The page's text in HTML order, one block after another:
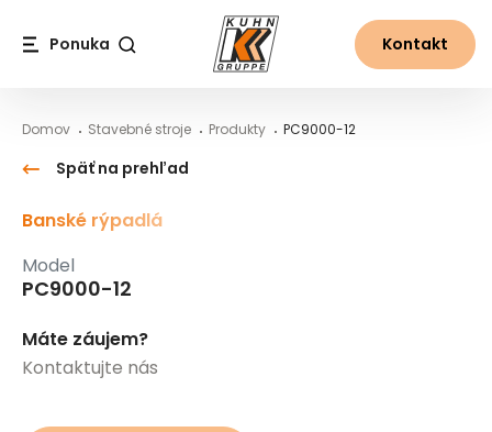
Ponuka
Vyhľadávanie
Kontakt
Domov Stavebné stroje Produkty PC9000-12
Späť na prehľad
Banské rýpadlá
Model
PC9000-12
Máte záujem?
Kontaktujte nás